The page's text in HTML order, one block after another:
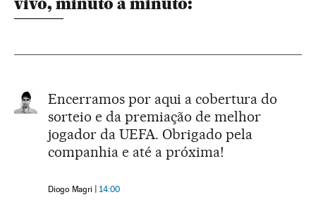
vivo, minuto a minuto:
Encerramos por aqui a cobertura do
sorteio e da premiação de melhor
jogador da UEFA. Obrigado pela
companhia e até a próxima!
Diogo Magri 14:00